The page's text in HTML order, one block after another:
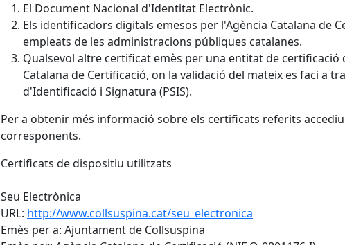
El Document Nacional d'Identitat Electrònic.
Els identificadors digitals emesos per l'Agència Catalana de
empleats de les administracions públiques catalanes.
Qualsevol altre certificat emès per una entitat de certificació
Catalana de Certificació, on la validació del mateix es faci a
d'Identificació i Signatura (PSIS).
Per a obtenir més informació sobre els certificats referits
corresponents.
Certificats de dispositiu utilitzats
Seu Electrònica
URL: http://www.collsuspina.cat/seu_electronica
Emès per a: Ajuntament de Collsuspina